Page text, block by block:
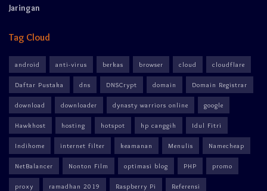
Jaringan
Tag Cloud
android anti-virus berkas browser cloud cloudflare
Daftar Pustaka dns DNSCrypt domain Domain Registrar
download downloader dynasty warriors online google
Hawkhost hosting hotspot hp canggih Idul Fitri
Indihome internet filter keamanan Menulis Namecheap
NetBalancer Nonton Film optimasi blog PHP promo
proxy ramadhan 2019 Raspberry Pi Referensi